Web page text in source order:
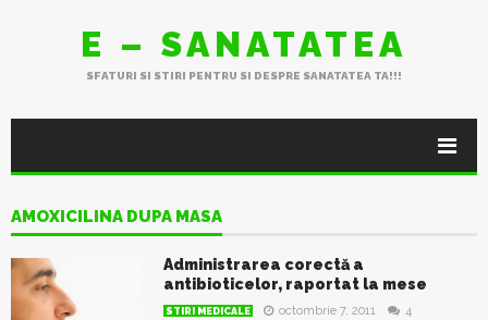
E – SANATATEA
SFATURI SI STIRI PENTRU SI DESPRE SANATATEA TA!!!
AMOXICILINA DUPA MASA
Administrarea corectă a
antibioticelor, raportat la mese
STIRI MEDICALE octombrie 7, 2011 4